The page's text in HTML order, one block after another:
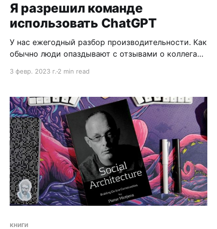
Я разрешил команде
использовать ChatGPT
У нас ежегодный разбор производительности. Как
обычно люди опаздывают с отзывами о коллегах.
Даже когда у тебя есть что написать, то собрать
3 февр. 2023 г. 2 min read
книги